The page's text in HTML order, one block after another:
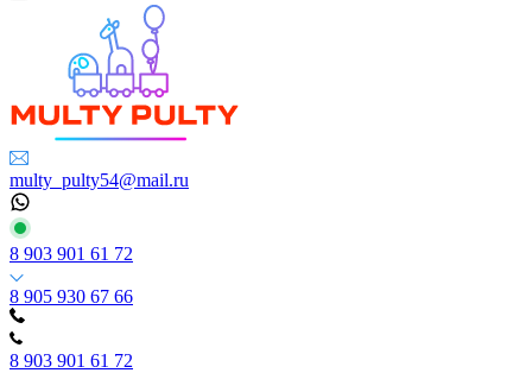
multy_pulty54@mail.ru
8 903 901 61 72
8 905 930 67 66
8 903 901 61 72